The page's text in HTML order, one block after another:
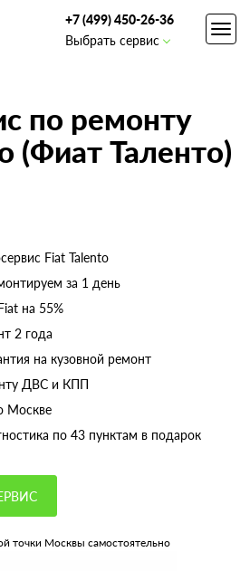
+7 (499) 450-26-36
Выбрать сервис
по ремонту
(Фиат Таленто)
Fiat Talento
за 1 день
на 55%
2 года
на кузовной ремонт
ДВС и КПП
Москве
по 43 пунктам в подарок
точки Москвы самостоятельно